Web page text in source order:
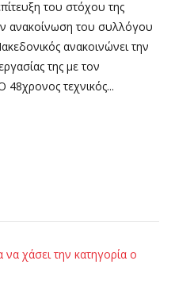
του στόχου της
ανακοίνωση του συλλόγου
ανακοινώνει την
της με τον
τεχνικός...